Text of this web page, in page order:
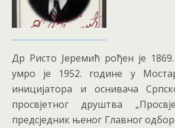
Др Ристо Јеремић рођен је
умро је 1952. године у
иницијатора и оснивача
просвјетног друштва
предсједник њеног Главног